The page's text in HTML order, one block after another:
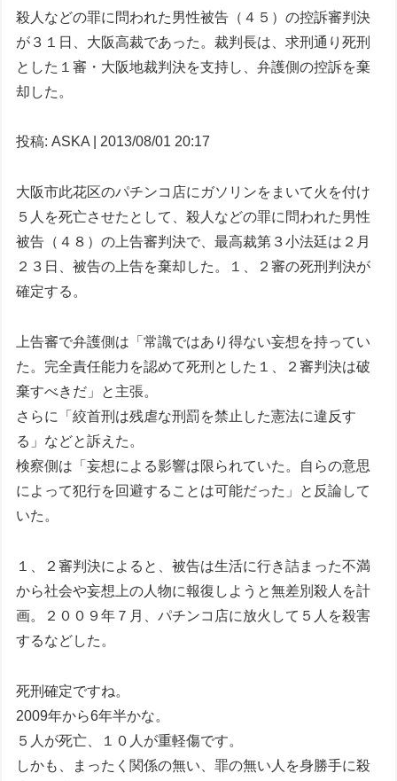
殺人などの罪に問われた男性被告（４５）の控訴審判決
が３１日、大阪高裁であった。裁判長は、求刑通り死刑
とした１審・大阪地裁判決を支持し、弁護側の控訴を棄
却した。
投稿: ASKA | 2013/08/01 20:17
大阪市此花区のパチンコ店にガソリンをまいて火を付け
５人を死亡させたとして、殺人などの罪に問われた男性
被告（４８）の上告審判決で、最高裁第３小法廷は２月
２３日、被告の上告を棄却した。１、２審の死刑判決が
確定する。
上告審で弁護側は「常識ではあり得ない妄想を持ってい
た。完全責任能力を認めて死刑とした１、２審判決は破
棄すべきだ」と主張。
さらに「絞首刑は残虐な刑罰を禁止した憲法に違反す
る」などと訴えた。
検察側は「妄想による影響は限られていた。自らの意思
によって犯行を回避することは可能だった」と反論して
いた。
１、２審判決によると、被告は生活に行き詰まった不満
から社会や妄想上の人物に報復しようと無差別殺人を計
画。２００９年７月、パチンコ店に放火して５人を殺害
するなどした。
死刑確定ですね。
2009年から6年半かな。
５人が死亡、１０人が重軽傷です。
しかも、まったく関係の無い、罪の無い人を身勝手に殺